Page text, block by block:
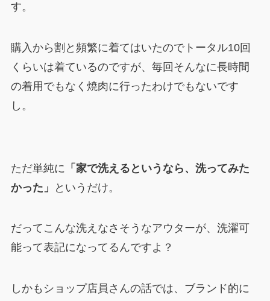
す。
購入から割と頻繁に着てはいたのでトータル10回
くらいは着ているのですが、毎回そんなに長時間
の着用でもなく焼肉に行ったわけでもないです
し。
ただ単純に 「家で洗えるというなら、洗ってみた
かった」
というだけ。
だってこんな洗えなさそうなアウターが、洗濯可
能って表記になってるんですよ？
しかもショップ店員さんの話では、ブランド的に